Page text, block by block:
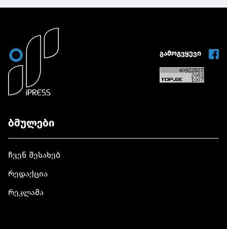
გამოგვყევი
ბმულები
ჩვენ შესახებ
რედაქცია
რეკლამა